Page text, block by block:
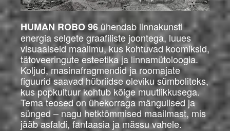
HUMAN ROBO 96 ühendab linnakunsti
energia selgete graafiliste joontega, luues
visuaalseid maailmu, kus kohtuvad koomiksid,
tätoveeringute esteetika ja linnamütoloogia.
Koljud, masinafragmendid ja roomajate
figuurid saavad hübriidse oleviku sümboliteks,
kus popkultuur kohtub kõige muutlikkusega.
Tema teosed on ühekorraga mängulised ja
sünged – nagu hetktõmmised maailmast, mis
jääb asfaldi, fantaasia ja mässu vahele.